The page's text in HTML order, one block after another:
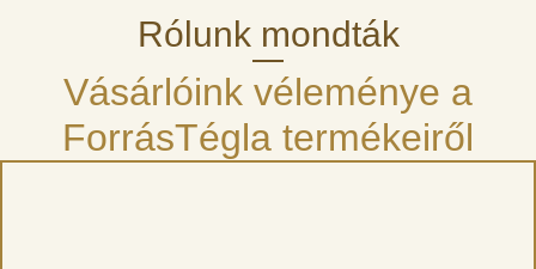
Rólunk mondták
Vásárlóink véleménye a
ForrásTégla termékeiről